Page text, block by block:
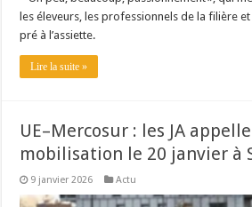
les éleveurs, les professionnels de la filière
pré à l’assiette.
Lire la suite »
UE–Mercosur : les JA
mobilisation le 20 janvier à
9 janvier 2026 Actu